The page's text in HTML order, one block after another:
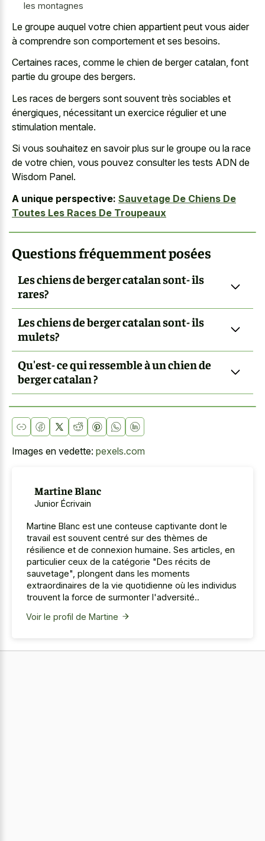
les montagnes
Le groupe auquel votre chien appartient peut vous aider
à comprendre son comportement et ses besoins.
Certaines races, comme le chien de berger catalan, font
partie du groupe des bergers.
Les races de bergers sont souvent très sociables et
énergiques, nécessitant un exercice régulier et une
stimulation mentale.
Si vous souhaitez en savoir plus sur le groupe ou la race
de votre chien, vous pouvez consulter les tests ADN de
Wisdom Panel.
A unique perspective: Sauvetage De Chiens De
Toutes Les Races De Troupeaux
Questions fréquemment posées
Les chiens de berger catalan sont- ils
rares?
Les chiens de berger catalan sont- ils
mulets?
Qu'est- ce qui ressemble à un chien de
berger catalan ?
Images en vedette: pexels.com
Martine Blanc
Junior Écrivain
Martine Blanc est une conteuse captivante dont le
travail est souvent centré sur des thèmes de
résilience et de connexion humaine. Ses articles, en
particulier ceux de la catégorie "Des récits de
sauvetage", plongent dans les moments
extraordinaires de la vie quotidienne où les individus
trouvent la force de surmonter l'adversité..
Voir le profil de Martine